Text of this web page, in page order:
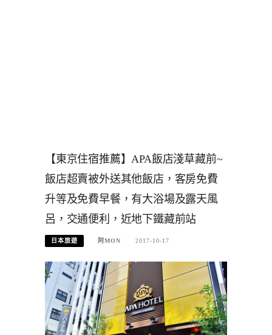
【東京住宿推薦】APA飯店淺草藏前~
飯店超賣被外送其他飯店，客房免費
升等及免費早餐，有大浴場及露天風
呂，交通便利，近地下鐵藏前站
日本旅遊 阿MON 2017-10-17